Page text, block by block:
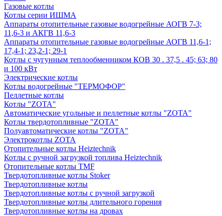
Газовые котлы
Котлы серии ИШМА
Аппараты отопительные газовые водогрейные АОГВ 7-3;
11,6-3 и АКГВ 11,6-3
Аппараты отопительные газовые водогрейные АОГВ 11,6-1;
17,4-1; 23,2-1; 29-1
Котлы с чугунным теплообменником КОВ 30 . 37,5 . 45; 63; 80
и 100 кВт
Электрические котлы
Котлы водогрейные "ТЕРМОФОР"
Пеллетные котлы
Котлы "ZOTA"
Автоматические угольные и пеллетные котлы "ZOTA"
Котлы твердотопливные "ZOTA"
Полуавтоматические котлы "ZOTA"
Электрокотлы ZOTA
Отопительные котлы Heiztechnik
Котлы с ручной загрузкой топлива Heiztechnik
Отопительные котлы TMF
Твердотопливные котлы Stoker
Твердотопливные котлы
Твердотопливные котлы с ручной загрузкой
Твердотопливные котлы длительного горения
Твердотопливные котлы на дровах